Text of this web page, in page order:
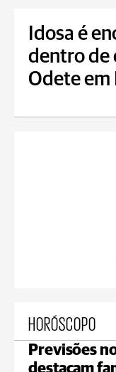
Idosa é
dentro de
Odete em
HORÓSCOPO
Previsões